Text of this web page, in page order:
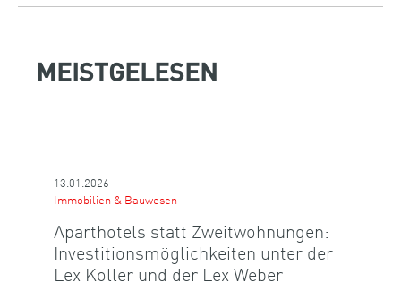
MEISTGELESEN
13.01.2026
Immobilien & Bauwesen
Aparthotels statt Zweitwohnungen:
Investitionsmöglichkeiten unter der
Lex Koller und der Lex Weber